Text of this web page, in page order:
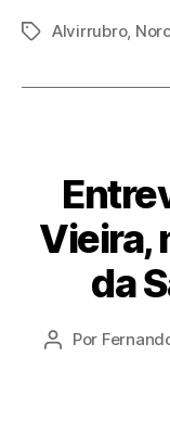
TagsAlvirrubro,
Vieira,
da
Autor
Por